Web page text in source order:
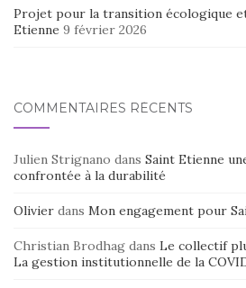
Projet pour la transition écologique
Etienne 9 février 2026
COMMENTAIRES RÉCENTS
Julien Strignano dans Saint Etienne
confrontée à la durabilité
Olivier dans Mon engagement pour
Christian Brodhag dans Le collectif
La gestion institutionnelle de la